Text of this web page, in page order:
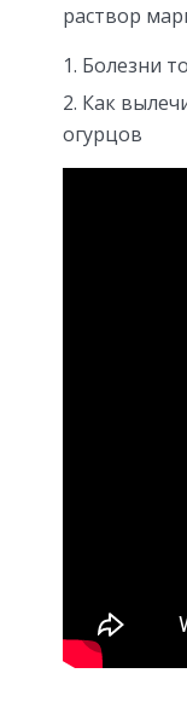
раствор
Болезни
Как
огурцов